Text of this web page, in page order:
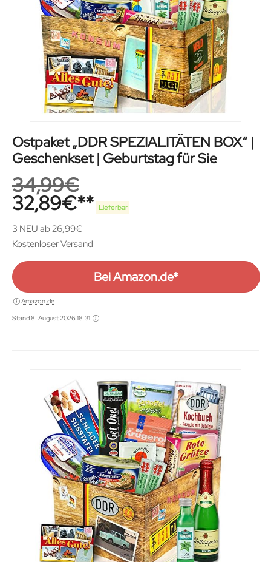
Ostpaket „DDR SPEZIALITÄTEN BOX“ |
Geschenkset | Geburtstag für Sie
34,99€
32,89€ Lieferbar
3 NEU ab 26,99€
Kostenloser Versand
Bei Amazon.de*
Amazon.de
Stand 8. August 2026 18:31